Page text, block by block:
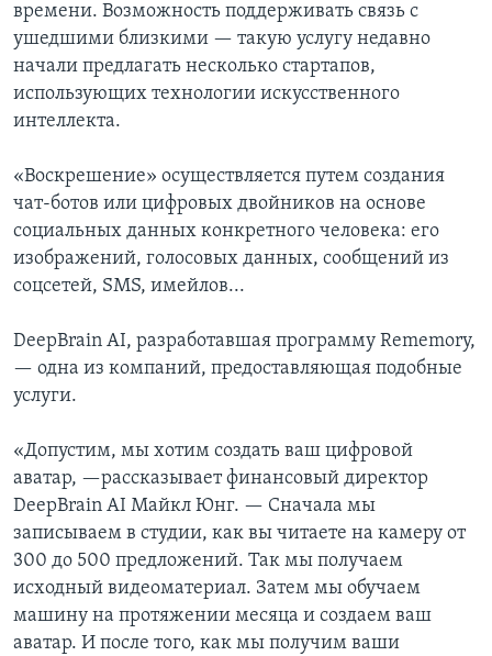
времени. Возможность поддерживать связь с
ушедшими близкими — такую услугу недавно
начали предлагать несколько стартапов,
использующих технологии искусственного
интеллекта.
«Воскрешение» осуществляется путем создания
чат-ботов или цифровых двойников на основе
социальных данных конкретного человека: его
изображений, голосовых данных, сообщений из
соцсетей, SMS, имейлов...
DeepBrain AI, разработавшая программу Remеmory,
— одна из компаний, предоставляющая подобные
услуги.
«Допустим, мы хотим создать ваш цифровой
аватар, —рассказывает финансовый директор
DeepBrain AI Майкл Юнг. — Сначала мы
записываем в студии, как вы читаете на камеру от
300 до 500 предложений. Так мы получаем
исходный видеоматериал. Затем мы обучаем
машину на протяжении месяца и создаем ваш
аватар. И после того, как мы получим ваши